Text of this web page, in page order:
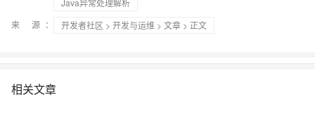
Java异常处理解析
来 源：
开发者社区 > 开发与运维 > 文章 > 正文
相关文章